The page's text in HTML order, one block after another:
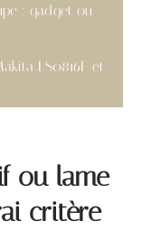
: gadget ou
LS0816F et
ou lame
critère